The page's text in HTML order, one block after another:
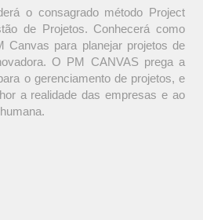
o consagrado método Project
de Projetos. Conhecerá como
Canvas para planejar projetos de
O PM CANVAS prega a
o gerenciamento de projetos, e
a realidade das empresas e ao